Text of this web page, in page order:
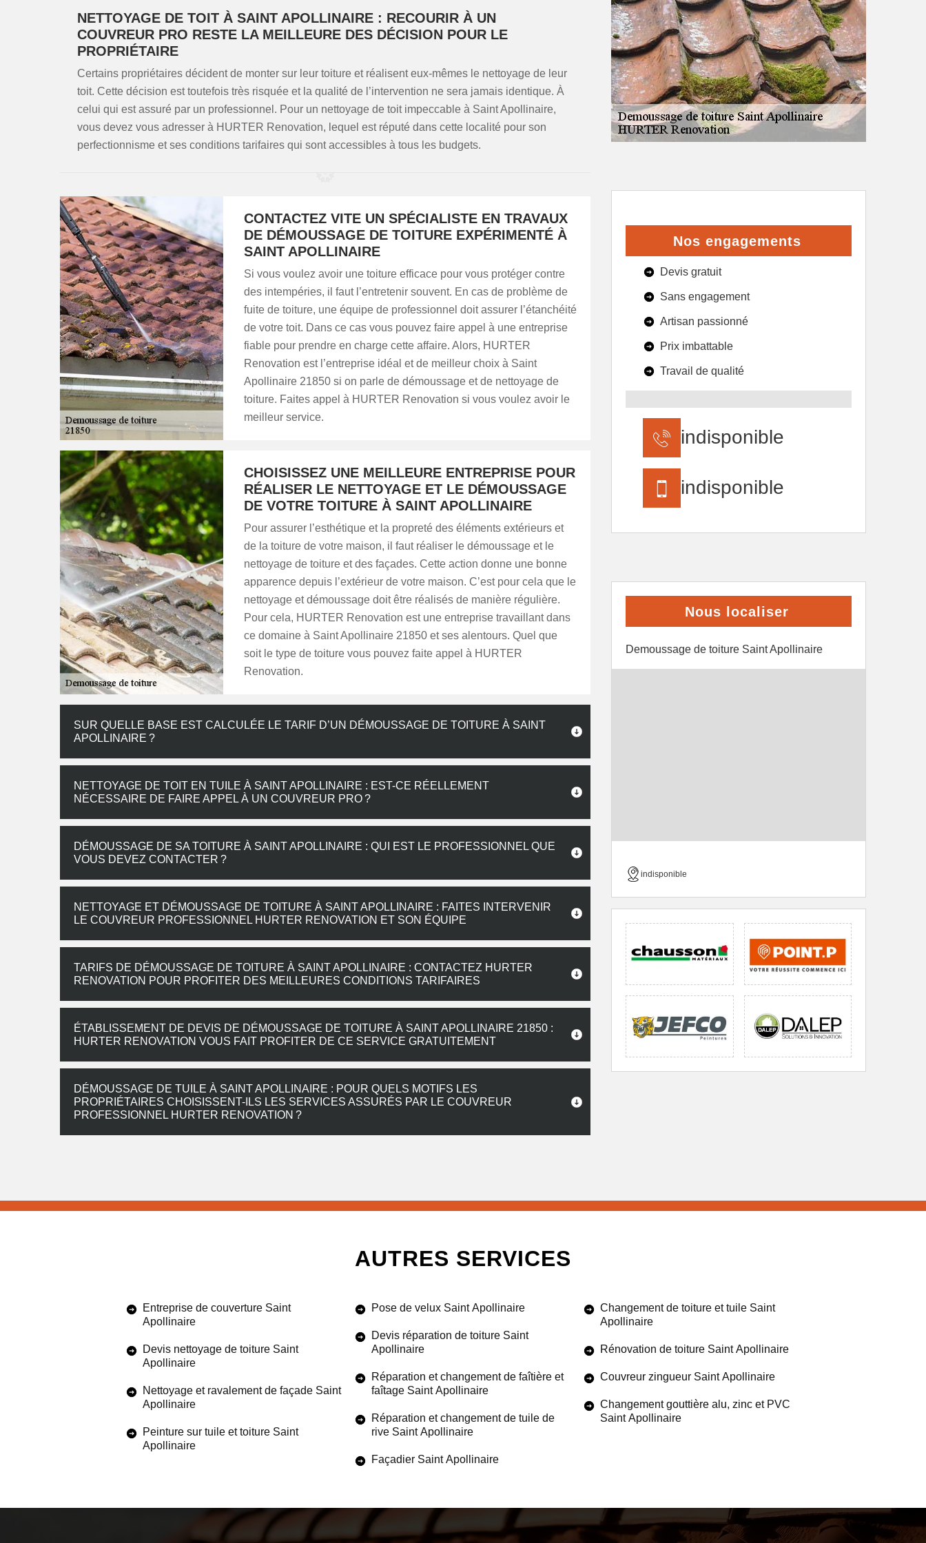
NETTOYAGE DE TOIT À SAINT APOLLINAIRE : RECOURIR À UN
COUVREUR PRO RESTE LA MEILLEURE DES DÉCISION POUR LE
PROPRIÉTAIRE
Certains propriétaires décident de monter sur leur toiture et réalisent eux-mêmes le nettoyage de leur
toit. Cette décision est toutefois très risquée et la qualité de l’intervention ne sera jamais identique. À
celui qui est assuré par un professionnel. Pour un nettoyage de toit impeccable à Saint Apollinaire,
vous devez vous adresser à HURTER Renovation, lequel est réputé dans cette localité pour son
perfectionnisme et ses conditions tarifaires qui sont accessibles à tous les budgets.
CONTACTEZ VITE UN SPÉCIALISTE EN TRAVAUX
DE DÉMOUSSAGE DE TOITURE EXPÉRIMENTÉ À
SAINT APOLLINAIRE
Si vous voulez avoir une toiture efficace pour vous protéger contre
des intempéries, il faut l’entretenir souvent. En cas de problème de
fuite de toiture, une équipe de professionnel doit assurer l’étanchéité
de votre toit. Dans ce cas vous pouvez faire appel à une entreprise
fiable pour prendre en charge cette affaire. Alors, HURTER
Renovation est l’entreprise idéal et de meilleur choix à Saint
Apollinaire 21850 si on parle de démoussage et de nettoyage de
toiture. Faites appel à HURTER Renovation si vous voulez avoir le
meilleur service.
CHOISISSEZ UNE MEILLEURE ENTREPRISE POUR
RÉALISER LE NETTOYAGE ET LE DÉMOUSSAGE
DE VOTRE TOITURE À SAINT APOLLINAIRE
Pour assurer l’esthétique et la propreté des éléments extérieurs et
de la toiture de votre maison, il faut réaliser le démoussage et le
nettoyage de toiture et des façades. Cette action donne une bonne
apparence depuis l’extérieur de votre maison. C’est pour cela que le
nettoyage et démoussage doit être réalisés de manière régulière.
Pour cela, HURTER Renovation est une entreprise travaillant dans
ce domaine à Saint Apollinaire 21850 et ses alentours. Quel que
soit le type de toiture vous pouvez faite appel à HURTER
Renovation.
SUR QUELLE BASE EST CALCULÉE LE TARIF D’UN DÉMOUSSAGE DE TOITURE À SAINT
APOLLINAIRE ?
NETTOYAGE DE TOIT EN TUILE À SAINT APOLLINAIRE : EST-CE RÉELLEMENT
NÉCESSAIRE DE FAIRE APPEL À UN COUVREUR PRO ?
DÉMOUSSAGE DE SA TOITURE À SAINT APOLLINAIRE : QUI EST LE PROFESSIONNEL QUE
VOUS DEVEZ CONTACTER ?
NETTOYAGE ET DÉMOUSSAGE DE TOITURE À SAINT APOLLINAIRE : FAITES INTERVENIR
LE COUVREUR PROFESSIONNEL HURTER RENOVATION ET SON ÉQUIPE
TARIFS DE DÉMOUSSAGE DE TOITURE À SAINT APOLLINAIRE : CONTACTEZ HURTER
RENOVATION POUR PROFITER DES MEILLEURES CONDITIONS TARIFAIRES
ÉTABLISSEMENT DE DEVIS DE DÉMOUSSAGE DE TOITURE À SAINT APOLLINAIRE 21850 :
HURTER RENOVATION VOUS FAIT PROFITER DE CE SERVICE GRATUITEMENT
DÉMOUSSAGE DE TUILE À SAINT APOLLINAIRE : POUR QUELS MOTIFS LES
PROPRIÉTAIRES CHOISISSENT-ILS LES SERVICES ASSURÉS PAR LE COUVREUR
PROFESSIONNEL HURTER RENOVATION ?
Nos engagements
Devis gratuit
Sans engagement
Artisan passionné
Prix imbattable
Travail de qualité
indisponible
indisponible
Nous localiser
Demoussage de toiture Saint Apollinaire
indisponible
AUTRES SERVICES
Entreprise de couverture Saint
Apollinaire
Devis nettoyage de toiture Saint
Apollinaire
Nettoyage et ravalement de façade Saint
Apollinaire
Peinture sur tuile et toiture Saint
Apollinaire
Pose de velux Saint Apollinaire
Devis réparation de toiture Saint
Apollinaire
Réparation et changement de faîtière et
faîtage Saint Apollinaire
Réparation et changement de tuile de
rive Saint Apollinaire
Façadier Saint Apollinaire
Changement de toiture et tuile Saint
Apollinaire
Rénovation de toiture Saint Apollinaire
Couvreur zingueur Saint Apollinaire
Changement gouttière alu, zinc et PVC
Saint Apollinaire